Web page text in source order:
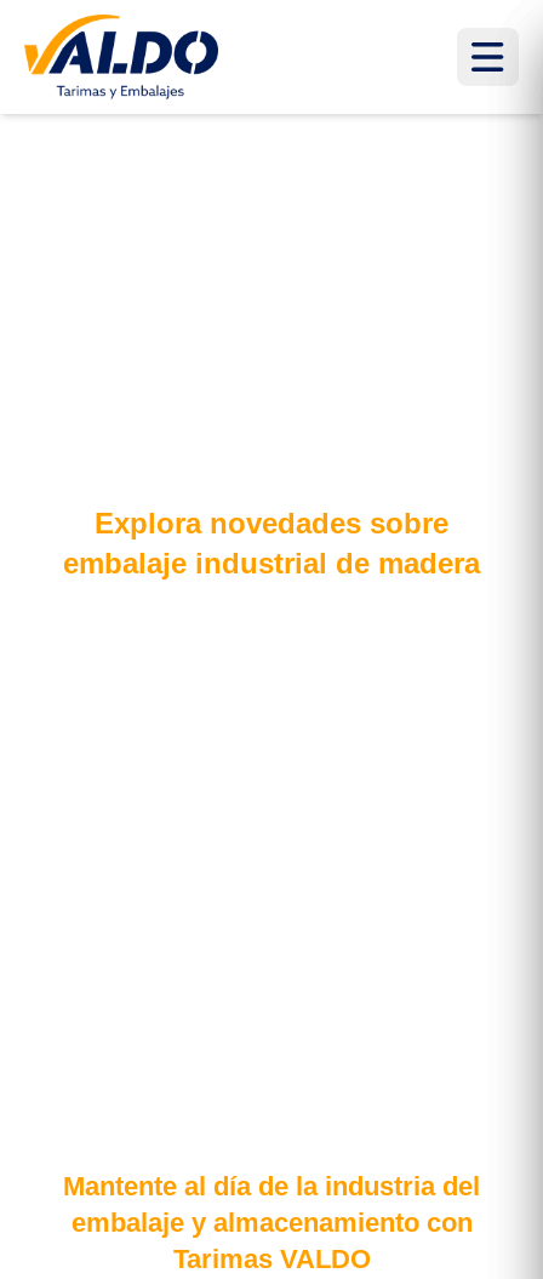
Explora novedades sobre
embalaje industrial de madera
Mantente al día de la industria del
embalaje y almacenamiento con
Tarimas VALDO